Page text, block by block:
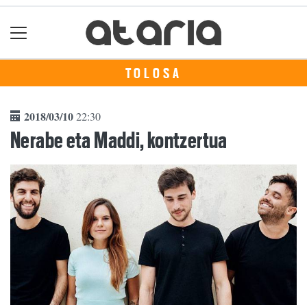
TOLOSA
2018/03/1022:30
Nerabe eta Maddi, kontzertua